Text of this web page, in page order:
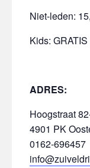
Niet-leden:
Kids: GRATIS
ADRES:
Hoogstraat
4901 PK
0162-696457